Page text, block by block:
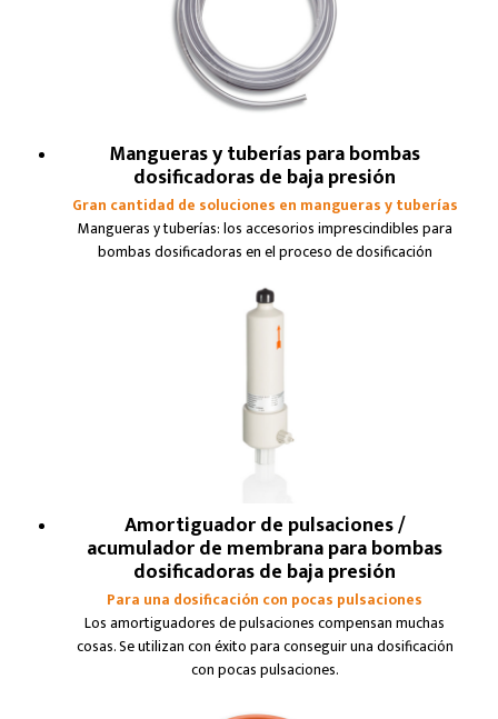
Mangueras y tuberías para bombas
dosificadoras de baja presión
Gran cantidad de soluciones en mangueras y tuberías
Mangueras y tuberías: los accesorios imprescindibles para
bombas dosificadoras en el proceso de dosificación
Amortiguador de pulsaciones /
acumulador de membrana para bombas
dosificadoras de baja presión
Para una dosificación con pocas pulsaciones
Los amortiguadores de pulsaciones compensan muchas
cosas. Se utilizan con éxito para conseguir una dosificación
con pocas pulsaciones.